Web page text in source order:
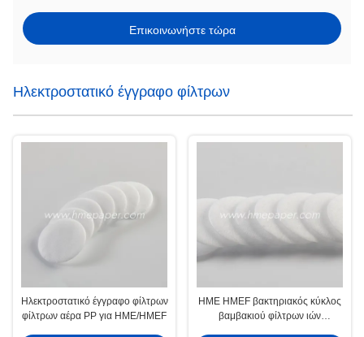
Επικοινωνήστε τώρα
Ηλεκτροστατικό έγγραφο φίλτρων
Ηλεκτροστατικό έγγραφο φίλτρων
φίλτρων αέρα PP για HME/HMEF
HME HMEF βακτηριακός κύκλος
βαμβακιού φίλτρων ιών